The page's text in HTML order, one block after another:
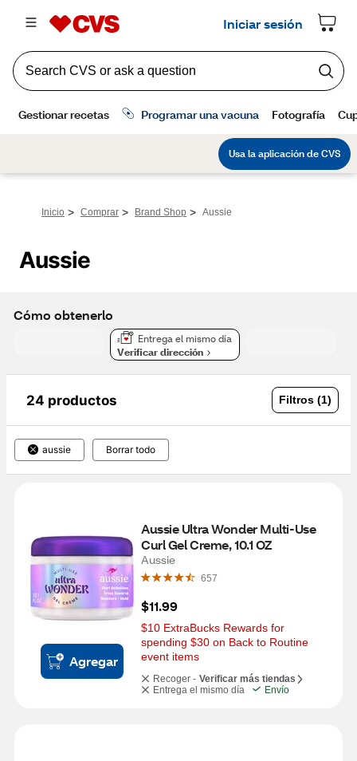
Inicio > Comprar > Brand Shop > Aussie
Aussie
Cómo obtenerlo
Entrega el mismo día
Verificar dirección
24 productos Filtros (1)
aussie Borrar todo
Agregar
Aussie Ultra Wonder Multi-Use
Curl Gel Creme, 10.1 OZ
Aussie
657
$11.99
$10 ExtraBucks Rewards for
spending $30 on Back to Routine
event items
Recoger - Verificar más tiendas
Entrega el mismo día
Envío